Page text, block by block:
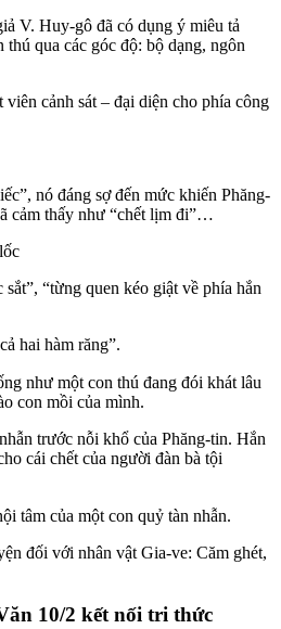
V. Huy-gô đã có dụng ý miêu tả
qua các góc độ: bộ dạng, ngôn
cảnh sát – đại diện cho phía công
nó đáng sợ đến mức khiến Phăng-
cảm thấy như “chết lịm đi”…
“từng quen kéo giật về phía hắn
hai hàm răng”.
như một con thú đang đói khát lâu
con mồi của mình.
trước nỗi khổ của Phăng-tin. Hắn
cái chết của người đàn bà tội
tâm của một con quỷ tàn nhẫn.
đối với nhân vật Gia-ve: Căm ghét,
10/2 kết nối tri thức